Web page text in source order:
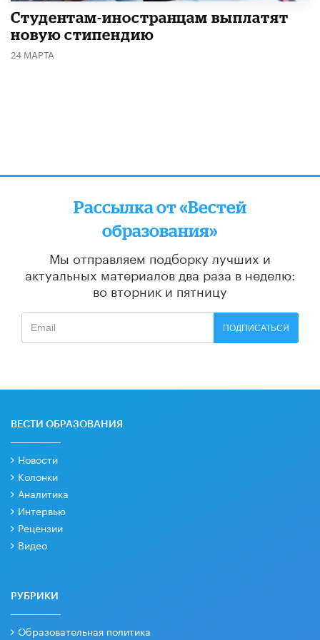
Студентам-иностранцам выплатят
новую стипендию
24 МАРТА
Рассылка от «Вестей
образования»
Мы отправляем подборку лучших и
актуальных материалов два раза в неделю:
во вторник и пятницу
ПОДПИСАТЬСЯ
ВЕСТИ ОБРАЗОВАНИЯ
Новости
Колонки
Аналитика
Интервью
Рецензии
Видео
РУБРИКИ
Образовательная политика